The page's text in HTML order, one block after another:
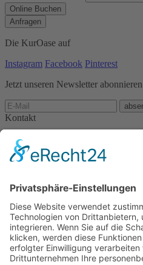
Online Buchen
Anfragen
Die KurOase auf
Instagram Facebook Pinterest
Jetzt unseren Newsletter abonnieren
Kontakt
KurOase im Kloster
Klosterhof 1
Tel. 08247/9623-0
Fax 08247/9623-99
Schreiben Sie uns eine E-Mail
Ein Hotel der Kolping-Gruppe